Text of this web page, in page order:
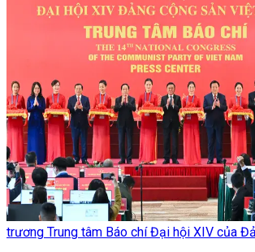
trương Trung tâm Báo chí Đại hội XIV của